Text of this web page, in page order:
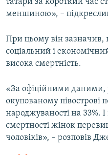
татари за короткий час
меншиною», –
При цьому він
соціальний і
висока смертність.
«За офіційними даними,
окупованому півострові
народжуваності на 33%. І
смертності жінок
чоловіків», – розповів